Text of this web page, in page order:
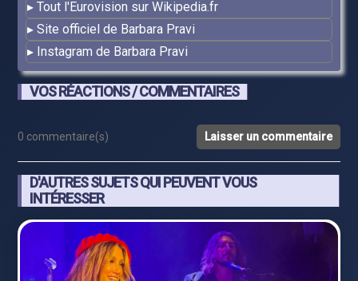
Tout l'Eurovision sur Wikipedia.fr
Site officiel de Barbara Pravi
Instagram de Barbara Pravi
VOS RÉACTIONS / COMMENTAIRES
0 commentaire(s) Laisser un commentaire
D'AUTRES SUJETS QUI PEUVENT VOUS
INTÉRESSER